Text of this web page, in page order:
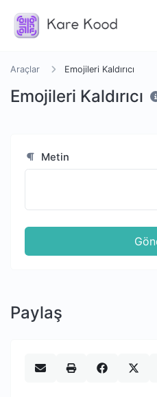
Araçlar Emojileri Kaldırıcı
Emojileri Kaldırıcı
Metin
Paylaş